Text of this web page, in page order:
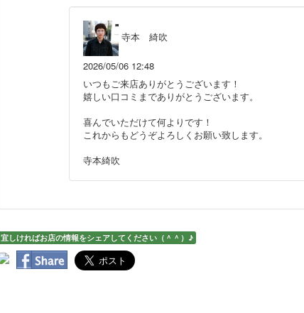
寺本 綺吹
2026/05/06 12:48
いつもご来店ありがとうございます！
嬉しい口コミまでありがとうございます。
喜んでいただけて何よりです！
これからもどうぞよろしくお願い致します。
寺本綺吹
宜しければお店の情報をシェアしてください（＾＾）♪